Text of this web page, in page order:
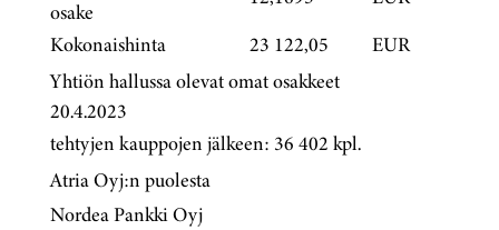
osake
Kokonaishinta
23 122,05
EUR
Yhtiön hallussa olevat omat osakkeet
20.4.2023
tehtyjen kauppojen jälkeen: 36 402 kpl.
Atria Oyj:n puolesta
Nordea Pankki Oyj